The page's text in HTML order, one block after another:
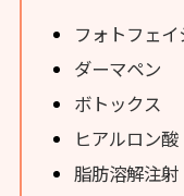
フォトフェイ
ダーマペン
ボトックス
ヒアルロン酸
脂肪溶解注射